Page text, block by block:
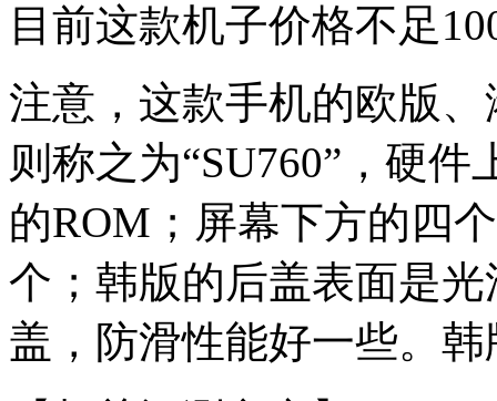
目前这款机子价格不足
注意，这款手机的欧版、
则称之为“SU760”，硬
的ROM；屏幕下方的四
个；韩版的后盖表面是
盖，防滑性能好一些。